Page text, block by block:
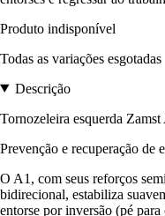
Produto indisponível
Todas as variações esgotadas
Descrição
Tornozeleira esquerda
Prevenção e recuperação de
O A1, com seus reforços
bidirecional, estabiliza
entorse por inversão (pé para